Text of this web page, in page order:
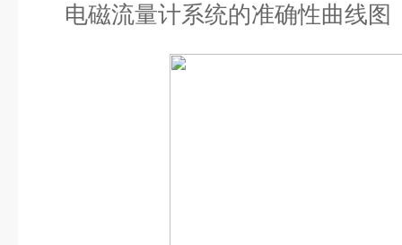
电磁流量计系统的准确性曲线图